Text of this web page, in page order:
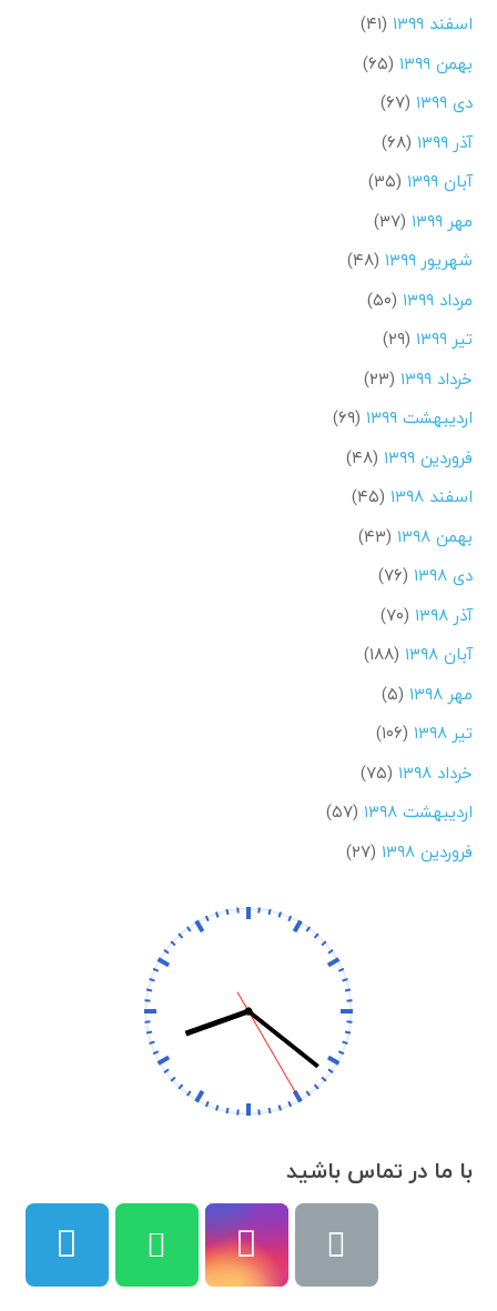
اسفند ۱۳۹۹
(۴۱)
بهمن ۱۳۹۹
(۶۵)
دی ۱۳۹۹
(۶۷)
آذر ۱۳۹۹
(۶۸)
آبان ۱۳۹۹
(۳۵)
مهر ۱۳۹۹
(۳۷)
شهریور ۱۳۹۹
(۴۸)
مرداد ۱۳۹۹
(۵۰)
تیر ۱۳۹۹
(۲۹)
خرداد ۱۳۹۹
(۲۳)
اردیبهشت ۱۳۹۹
(۶۹)
فروردین ۱۳۹۹
(۴۸)
اسفند ۱۳۹۸
(۴۵)
بهمن ۱۳۹۸
(۴۳)
دی ۱۳۹۸
(۷۶)
آذر ۱۳۹۸
(۷۰)
آبان ۱۳۹۸
(۱۸۸)
مهر ۱۳۹۸
(۵)
تیر ۱۳۹۸
(۱۰۶)
خرداد ۱۳۹۸
(۷۵)
اردیبهشت ۱۳۹۸
(۵۷)
فروردین ۱۳۹۸
(۲۷)
با ما در تماس باشید